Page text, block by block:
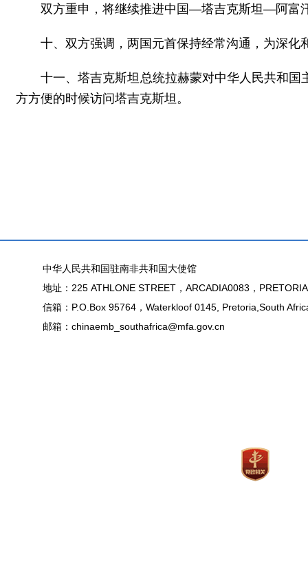
双方重申，将继续推进中国—塔吉克斯坦—阿富
十、双方强调，两国元首保持经常沟通，为深
十一、塔吉克斯坦总统拉赫蒙对中华人民共和
方方便的时候访问塔吉克斯坦。
中华人民共和国驻南非共和国大使馆
地址：225 ATHLONE STREET，ARCADIA0083，
信箱：P.O.Box 95764，Waterkloof 0145, Pretoria,South
邮箱：chinaemb_southafrica@mfa.gov.cn